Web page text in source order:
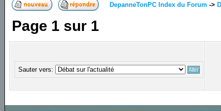
DepanneTonPC Index du Forum ->
Page 1 sur 1
Sauter vers: